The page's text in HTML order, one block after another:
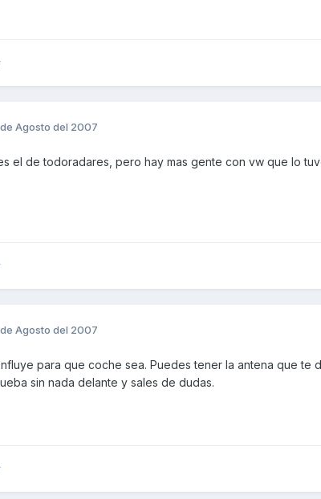
Agosto del 2007
el de todoradares, pero hay mas gente con vw que lo
Agosto del 2007
para que coche sea. Puedes tener la antena que
sin nada delante y sales de dudas.